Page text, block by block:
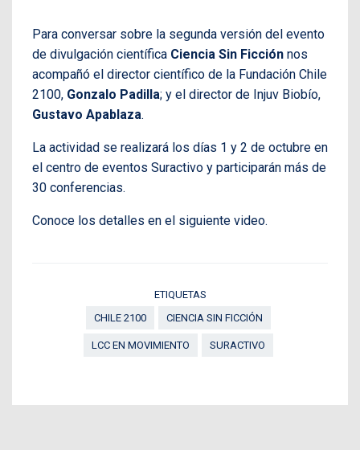
Para conversar sobre la segunda versión del evento
de divulgación científica Ciencia Sin Ficción nos
acompañó el director científico de la Fundación Chile
2100, Gonzalo Padilla; y el director de Injuv Biobío,
Gustavo Apablaza.
La actividad se realizará los días 1 y 2 de octubre en
el centro de eventos Suractivo y participarán más de
30 conferencias.
Conoce los detalles en el siguiente video.
ETIQUETAS
CHILE 2100
CIENCIA SIN FICCIÓN
LCC EN MOVIMIENTO SURACTIVO